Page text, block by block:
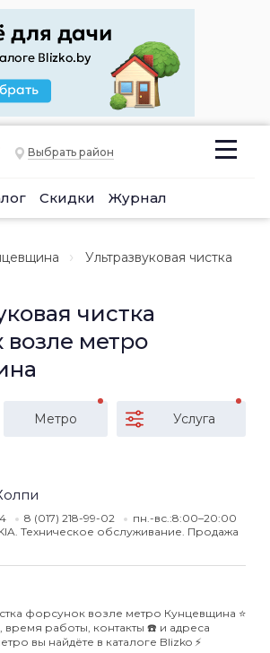
Выбрать район
Скидки Журнал
Ультразвуковая чистка
чистка
возле метро
Метро Услуга
8 (017) 218-99-02
пн.-вс.:8:00–20:00
Техническое обслуживание. Продажа
форсунок возле метро Кунцевщина ⭐️
время работы, контакты ☎️ и адреса
вы найдёте в каталоге Blizko ⚡️